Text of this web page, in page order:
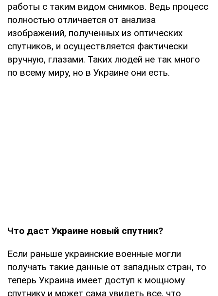
работы с таким видом снимков. Ведь процесс
полностью отличается от анализа
изображений, полученных из оптических
спутников, и осуществляется фактически
вручную, глазами. Таких людей не так много
по всему миру, но в Украине они есть.
Что даст Украине новый спутник?
Если раньше украинские военные могли
получать такие данные от западных стран, то
теперь Украина имеет доступ к мощному
спутнику и может сама увидеть все, что